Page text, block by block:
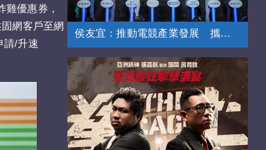
優惠券，
網客戶至網
請/升速
侯友宜：推動電競產業發展 攜手總會育才